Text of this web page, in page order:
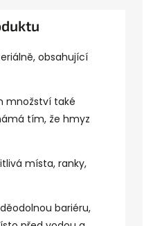
obsahující
množství také
tím, že hmyz
místa, ranky,
bariéru,